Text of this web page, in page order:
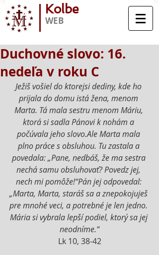
Kolbe
WEB
Duchovné slovo: 16.
nedeľa v roku C
Ježiš vošiel do ktorejsi dediny, kde ho
prijala do domu istá žena, menom
Marta. Tá mala sestru menom Máriu,
ktorá si sadla Pánovi k nohám a
počúvala jeho slovo.Ale Marta mala
plno práce s obsluhou. Tu zastala a
povedala: „Pane, nedbáš, že ma sestra
nechá samu obsluhovať? Povedz jej,
nech mi pomôže!“Pán jej odpovedal:
„Marta, Marta, staráš sa a znepokojuješ
pre mnohé veci, a potrebné je len jedno.
Mária si vybrala lepší podiel, ktorý sa jej
neodníme.“
Lk 10, 38-42